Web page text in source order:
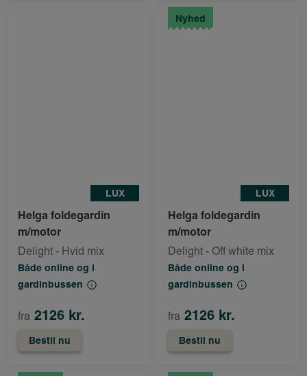
LUX
Helga foldegardin
m/motor
Delight - Hvid mix
Både online og i
gardinbussen
fra 2126 kr.
Bestil nu
Nyhed
LUX
Helga foldegardin
m/motor
Delight - Off white mix
Både online og i
gardinbussen
fra 2126 kr.
Bestil nu